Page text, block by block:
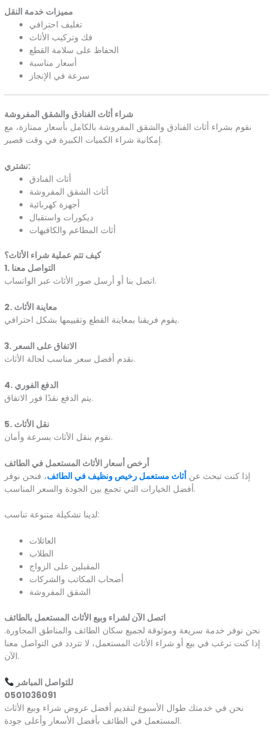
مميزات خدمة النقل
تغليف احترافي
فك وتركيب الأثاث
الحفاظ على سلامة القطع
أسعار مناسبة
سرعة في الإنجاز
شراء أثاث الفنادق والشقق المفروشة
نقوم بشراء أثاث الفنادق والشقق المفروشة بالكامل بأسعار ممتازة، مع
إمكانية شراء الكميات الكبيرة في وقت قصير.
نشتري:
أثاث الفنادق
أثاث الشقق المفروشة
أجهزة كهربائية
ديكورات واستقبال
أثاث المطاعم والكافيهات
كيف تتم عملية شراء الأثاث؟
1. التواصل معنا
اتصل بنا أو أرسل صور الأثاث عبر الواتساب.
2. معاينة الأثاث
يقوم فريقنا بمعاينة القطع وتقييمها بشكل احترافي.
3. الاتفاق على السعر
نقدم أفضل سعر مناسب لحالة الأثاث.
4. الدفع الفوري
يتم الدفع نقدًا فور الاتفاق.
5. نقل الأثاث
نقوم بنقل الأثاث بسرعة وأمان.
أرخص أسعار الأثاث المستعمل في الطائف
إذا كنت تبحث عن أثاث مستعمل رخيص ونظيف في الطائف، فنحن نوفر
أفضل الخيارات التي تجمع بين الجودة والسعر المناسب.
لدينا تشكيلة متنوعة تناسب:
العائلات
الطلاب
المقبلين على الزواج
أصحاب المكاتب والشركات
الشقق المفروشة
اتصل الآن لشراء وبيع الأثاث المستعمل بالطائف
نحن نوفر خدمة سريعة وموثوقة لجميع سكان الطائف والمناطق المجاورة.
إذا كنت ترغب في بيع أو شراء الأثاث المستعمل، لا تتردد في التواصل معنا
الآن.
للتواصل المباشر
0501036091
نحن في خدمتك طوال الأسبوع لتقديم أفضل عروض شراء وبيع الأثاث
المستعمل في الطائف بأفضل الأسعار وأعلى جودة.